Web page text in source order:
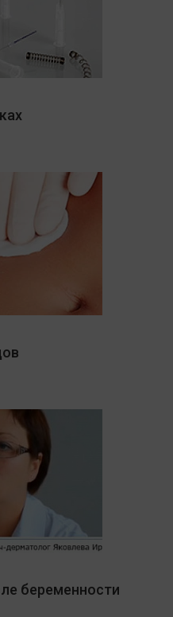
беременности